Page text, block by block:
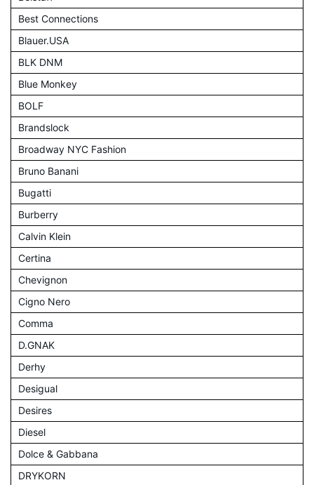
Best Connections
Blauer.USA
BLK DNM
Blue Monkey
BOLF
Brandslock
Broadway NYC Fashion
Bruno Banani
Bugatti
Burberry
Calvin Klein
Certina
Chevignon
Cigno Nero
Comma
D.GNAK
Derhy
Desigual
Desires
Diesel
Dolce & Gabbana
DRYKORN